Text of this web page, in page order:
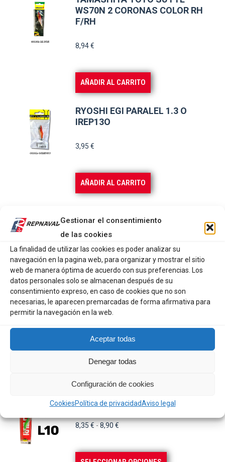
Gestionar el consentimiento
de las cookies
La finalidad de utilizar las cookies es poder analizar su
navegación en la pagina web, para organizar y mostrar el sitio
web de manera óptima de acuerdo con sus preferencias. Los
datos personales solo se almacenan después de su
consentimiento expreso, en caso de cookies que no son
necesarias, le aparecen premarcadas de forma afirmativa para
permitir la navegación en la web.
Aceptar todas
Denegar todas
Configuración de cookies
CookiesPolítica de privacidadAviso legal
WS70N 2 CORONAS COLOR RH
F/RH
8,94€
AÑADIR AL CARRITO
RYOSHI EGI PARALEL 1.3 O
IREP13O
3,95 €
AÑADIR AL CARRITO
VERDE
29,95€
AÑADIR AL CARRITO
KALI OXIGENADOR DOBLE REC
37,00 €
YO-ZURI AURIE W-YAKUSHIMA
8,35 € - 8,90 €Rango
precios: